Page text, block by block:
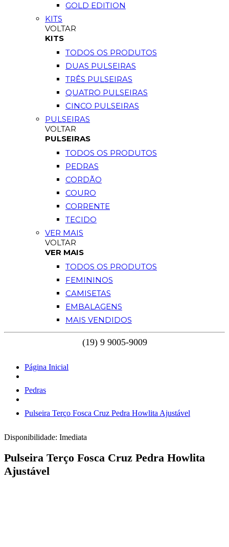
GOLD EDITION
KITS
VOLTAR
KITS
TODOS OS PRODUTOS
DUAS PULSEIRAS
TRÊS PULSEIRAS
QUATRO PULSEIRAS
CINCO PULSEIRAS
PULSEIRAS
VOLTAR
PULSEIRAS
TODOS OS PRODUTOS
PEDRAS
CORDÃO
COURO
CORRENTE
TECIDO
VER MAIS
VOLTAR
VER MAIS
TODOS OS PRODUTOS
FEMININOS
CAMISETAS
EMBALAGENS
MAIS VENDIDOS
Página Inicial
Pedras
Pulseira Terço Fosca Cruz Pedra Howlita Ajustável
Disponibilidade: Imediata
Pulseira Terço Fosca Cruz Pedra Howlita
Ajustável